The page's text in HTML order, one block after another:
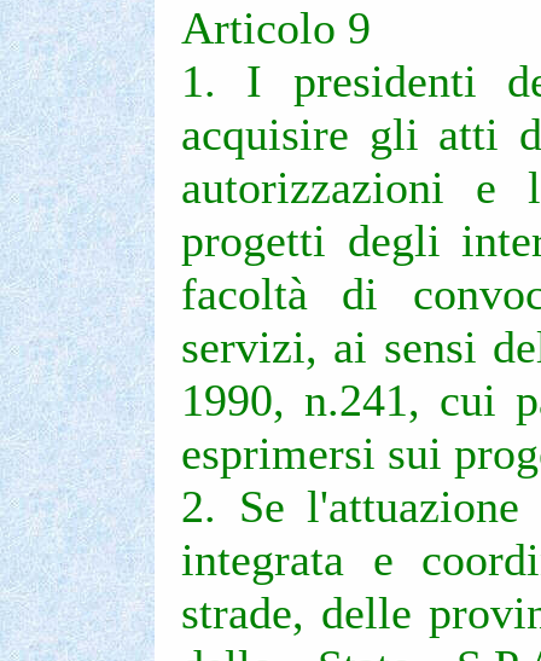
Articolo 9
1. I presidenti
acquisire gli atti
autorizzazioni e
progetti degli
facoltà di
servizi, ai sensi
1990, n.241, cui
esprimersi sui
2. Se
integrata e
strade, delle